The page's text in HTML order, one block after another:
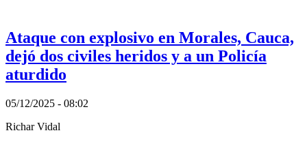
Ataque con explosivo en Morales, Cauca,
dejó dos civiles heridos y a un Policía
aturdido
05/12/2025 - 08:02
Richar Vidal